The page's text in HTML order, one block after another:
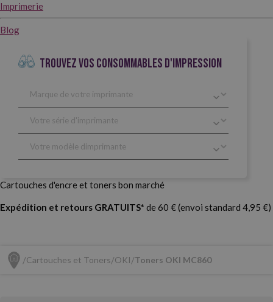
Imprimerie
Blog
TROUVEZ VOS CONSOMMABLES D'IMPRESSION
Cartouches d'encre et toners bon marché
Expédition et retours GRATUITS* de 60 € (envoi standard 4,95 €)
Cartouches et Toners OKI Toners OKI MC860